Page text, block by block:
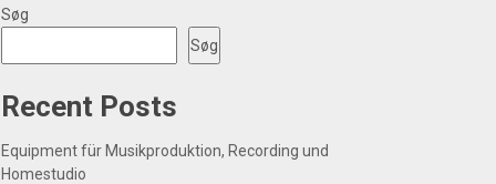
Søg
Søg
Recent Posts
Equipment für Musikproduktion, Recording und
Homestudio